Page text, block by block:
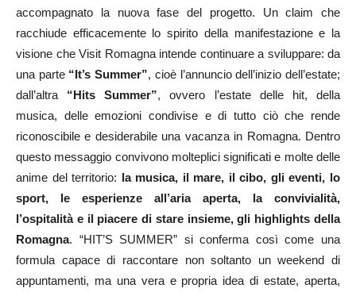
accompagnato la nuova fase del progetto. Un claim che
racchiude efficacemente lo spirito della manifestazione e la
visione che Visit Romagna intende continuare a sviluppare: da
una parte “It’s Summer”, cioè l’annuncio dell’inizio dell’estate;
dall’altra “Hits Summer”, ovvero l’estate delle hit, della
musica, delle emozioni condivise e di tutto ciò che rende
riconoscibile e desiderabile una vacanza in Romagna. Dentro
questo messaggio convivono molteplici significati e molte delle
anime del territorio: la musica, il mare, il cibo, gli eventi, lo
sport, le esperienze all’aria aperta, la convivialità,
l’ospitalità e il piacere di stare insieme, gli highlights della
Romagna. “HIT’S SUMMER” si conferma così come una
formula capace di raccontare non soltanto un weekend di
appuntamenti, ma una vera e propria idea di estate, aperta,